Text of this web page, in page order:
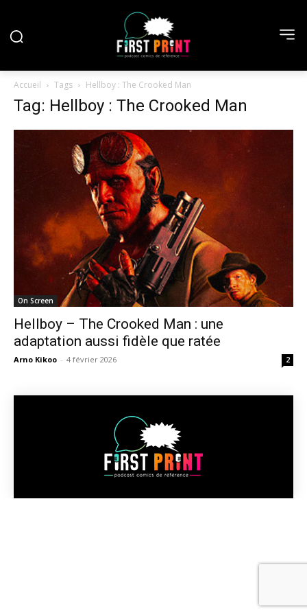
Accueil Tags Hellboy : The Crooked Man
Tag: Hellboy : The Crooked Man
On Screen
Hellboy – The Crooked Man : une
adaptation aussi fidèle que ratée
Arno Kikoo - 4 février 2026 2